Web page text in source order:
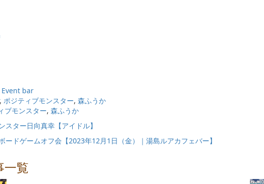
Event bar
, ポジティブモンスター, 森ふうか
ブモンスター, 森ふうか
スター日向真幸【アイドル】
ードゲームオフ会【2023年12月1日（金）｜湯島ルアカフェバー】
一覧